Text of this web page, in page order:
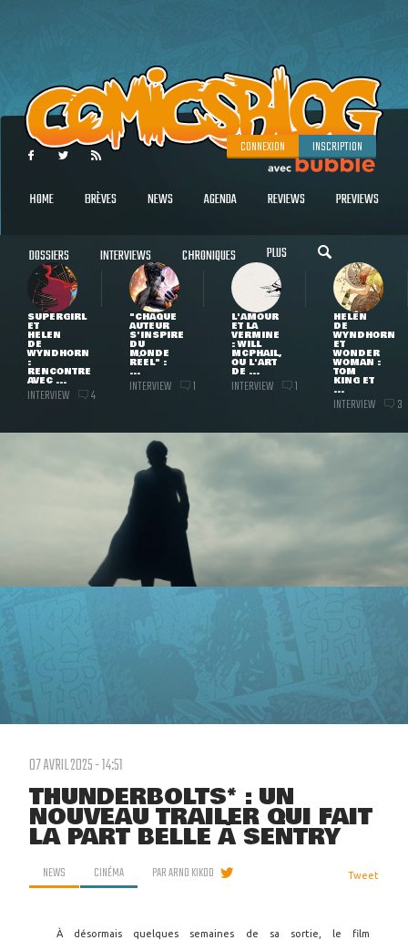
CONNEXION INSCRIPTION
HOME BRÈVES NEWS AGENDA REVIEWS PREVIEWS
DOSSIERS INTERVIEWS CHRONIQUES PLUS
SUPERGIRL
ET
HELEN
DE
WYNDHORN
:
RENCONTRE
AVEC ...
INTERVIEW 4
"CHAQUE
AUTEUR
S'INSPIRE
DU
MONDE
RÉEL" :
...
INTERVIEW 1
L'AMOUR
ET LA
VERMINE
: WILL
MCPHAIL,
OU L'ART
DE ...
INTERVIEW 1
HELEN
DE
WYNDHORN
ET
WONDER
WOMAN :
TOM
KING ET
...
INTERVIEW 3
07 AVRIL 2025 - 14:51
THUNDERBOLTS* : UN
NOUVEAU TRAILER QUI FAIT
LA PART BELLE À SENTRY
NEWS CINÉMA PARARNO KIKOO Tweet
À désormais quelques semaines de sa sortie, le film